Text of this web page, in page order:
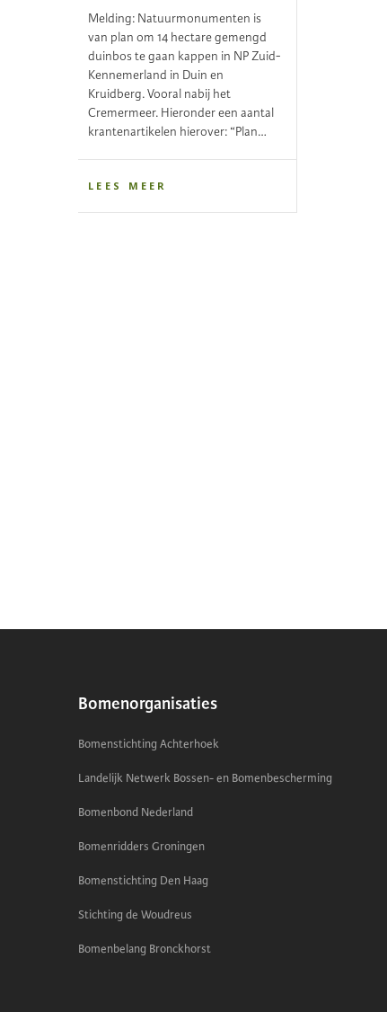
Melding: Natuurmonumenten is
van plan om 14 hectare gemengd
duinbos te gaan kappen in NP Zuid-
Kennemerland in Duin en
Kruidberg. Vooral nabij het
Cremermeer. Hieronder een aantal
krantenartikelen hierover: “Plan…
LEES MEER
Bomenorganisaties
Bomenstichting Achterhoek
Landelijk Netwerk Bossen- en Bomenbescherming
Bomenbond Nederland
Bomenridders Groningen
Bomenstichting Den Haag
Stichting de Woudreus
Bomenbelang Bronckhorst